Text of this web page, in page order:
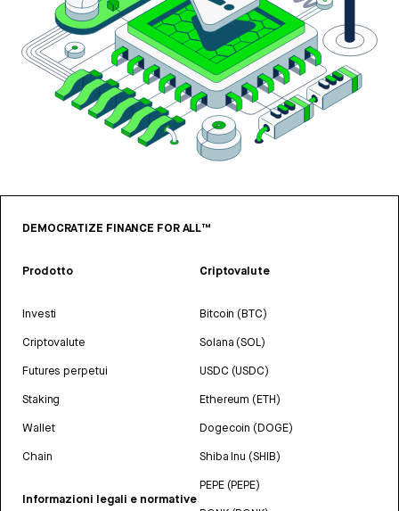
DEMOCRATIZE FINANCE FOR ALL™
Prodotto
Investi
Criptovalute
Futures perpetui
Staking
Wallet
Chain
Informazioni legali e normative
Criptovalute
Bitcoin (BTC)
Solana (SOL)
USDC (USDC)
Ethereum (ETH)
Dogecoin (DOGE)
Shiba Inu (SHIB)
PEPE (PEPE)